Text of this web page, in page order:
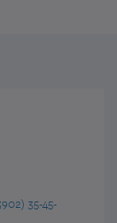
35-45-